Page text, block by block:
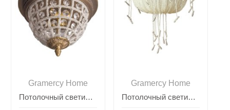
Gramercy Home
Потолочный светильник Herbert
Gramercy Home
Потолочный светильник Thelma